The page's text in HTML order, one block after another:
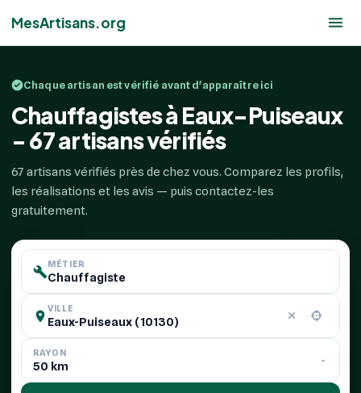
MesArtisans.org
Chaque artisan est vérifié avant d'apparaître ici
Chauffagistes à Eaux-Puiseaux
- 67 artisans vérifiés
67 artisans vérifiés près de chez vous. Comparez les profils,
les réalisations et les avis — puis contactez-les
gratuitement.
MÉTIER
VILLE
RAYON